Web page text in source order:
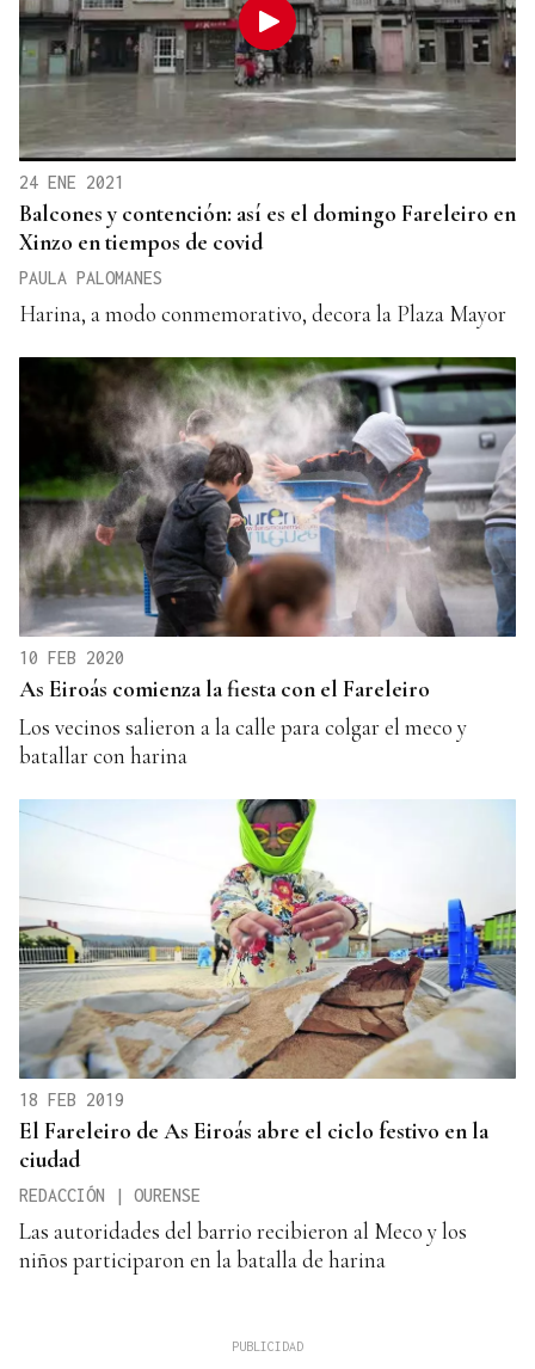
24 ENE 2021
Balcones y contención: así es el domingo Fareleiro en
Xinzo en tiempos de covid
PAULA PALOMANES
Harina, a modo conmemorativo, decora la Plaza Mayor
10 FEB 2020
As Eiroás comienza la fiesta con el Fareleiro
Los vecinos salieron a la calle para colgar el meco y
batallar con harina
18 FEB 2019
El Fareleiro de As Eiroás abre el ciclo festivo en la
ciudad
REDACCIÓN | OURENSE
Las autoridades del barrio recibieron al Meco y los
niños participaron en la batalla de harina